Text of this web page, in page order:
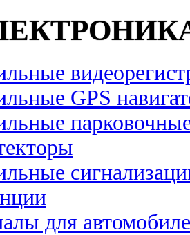
GPS
для